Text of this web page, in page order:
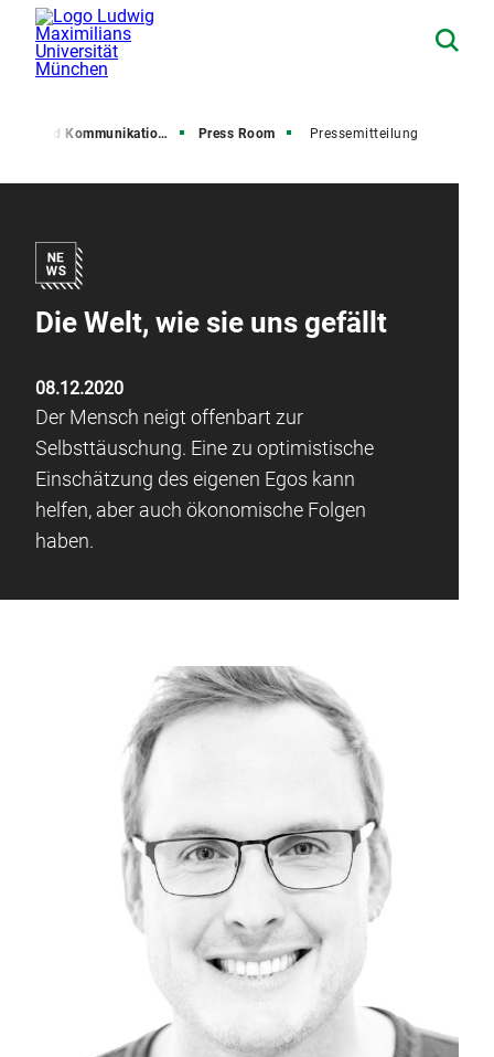
und Kommunikation (PuK) Press Room Pressemitteilung
Die Welt, wie sie uns gefällt
08.12.2020
Der Mensch neigt offenbart zur
Selbsttäuschung. Eine zu optimistische
Einschätzung des eigenen Egos kann
helfen, aber auch ökonomische Folgen
haben.